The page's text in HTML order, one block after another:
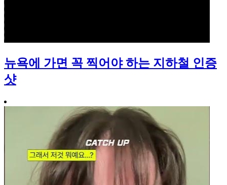
뉴욕에 가면 꼭 찍어야 하는 지하철 인증
샷